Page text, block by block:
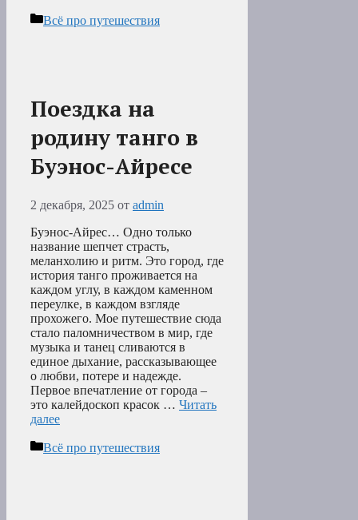
Рубрики
Всё про путешествия
Поездка на
родину танго в
Буэнос-Айресе
2 декабря, 2025 от admin
Буэнос-Айрес… Одно только
название шепчет страсть,
меланхолию и ритм. Это город, где
история танго проживается на
каждом углу, в каждом каменном
переулке, в каждом взгляде
прохожего. Мое путешествие сюда
стало паломничеством в мир, где
музыка и танец сливаются в
единое дыхание, рассказывающее
о любви, потере и надежде.
Первое впечатление от города –
это калейдоскоп красок … Читать
далее
Рубрики
Всё про путешествия